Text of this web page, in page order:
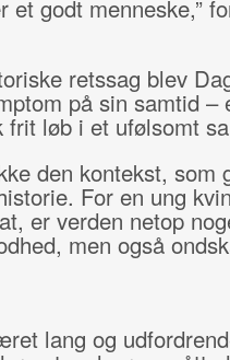
et godt menneske,”
retssag blev
på sin samtid –
frit løb i et ufølsomt
den kontekst, som
For en ung
er verden netop
men også
lang og